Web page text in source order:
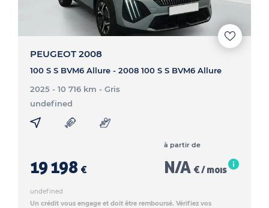
PEUGEOT 2008
100 S S BVM6 Allure - 2008 100 S S BVM6 Allure
2025 - 10 716 km - Gris
undefined
19 198 €
à partir de
N/A € / mois
undefined
Un crédit vous engage et doit être remboursé. Vérifiez vos